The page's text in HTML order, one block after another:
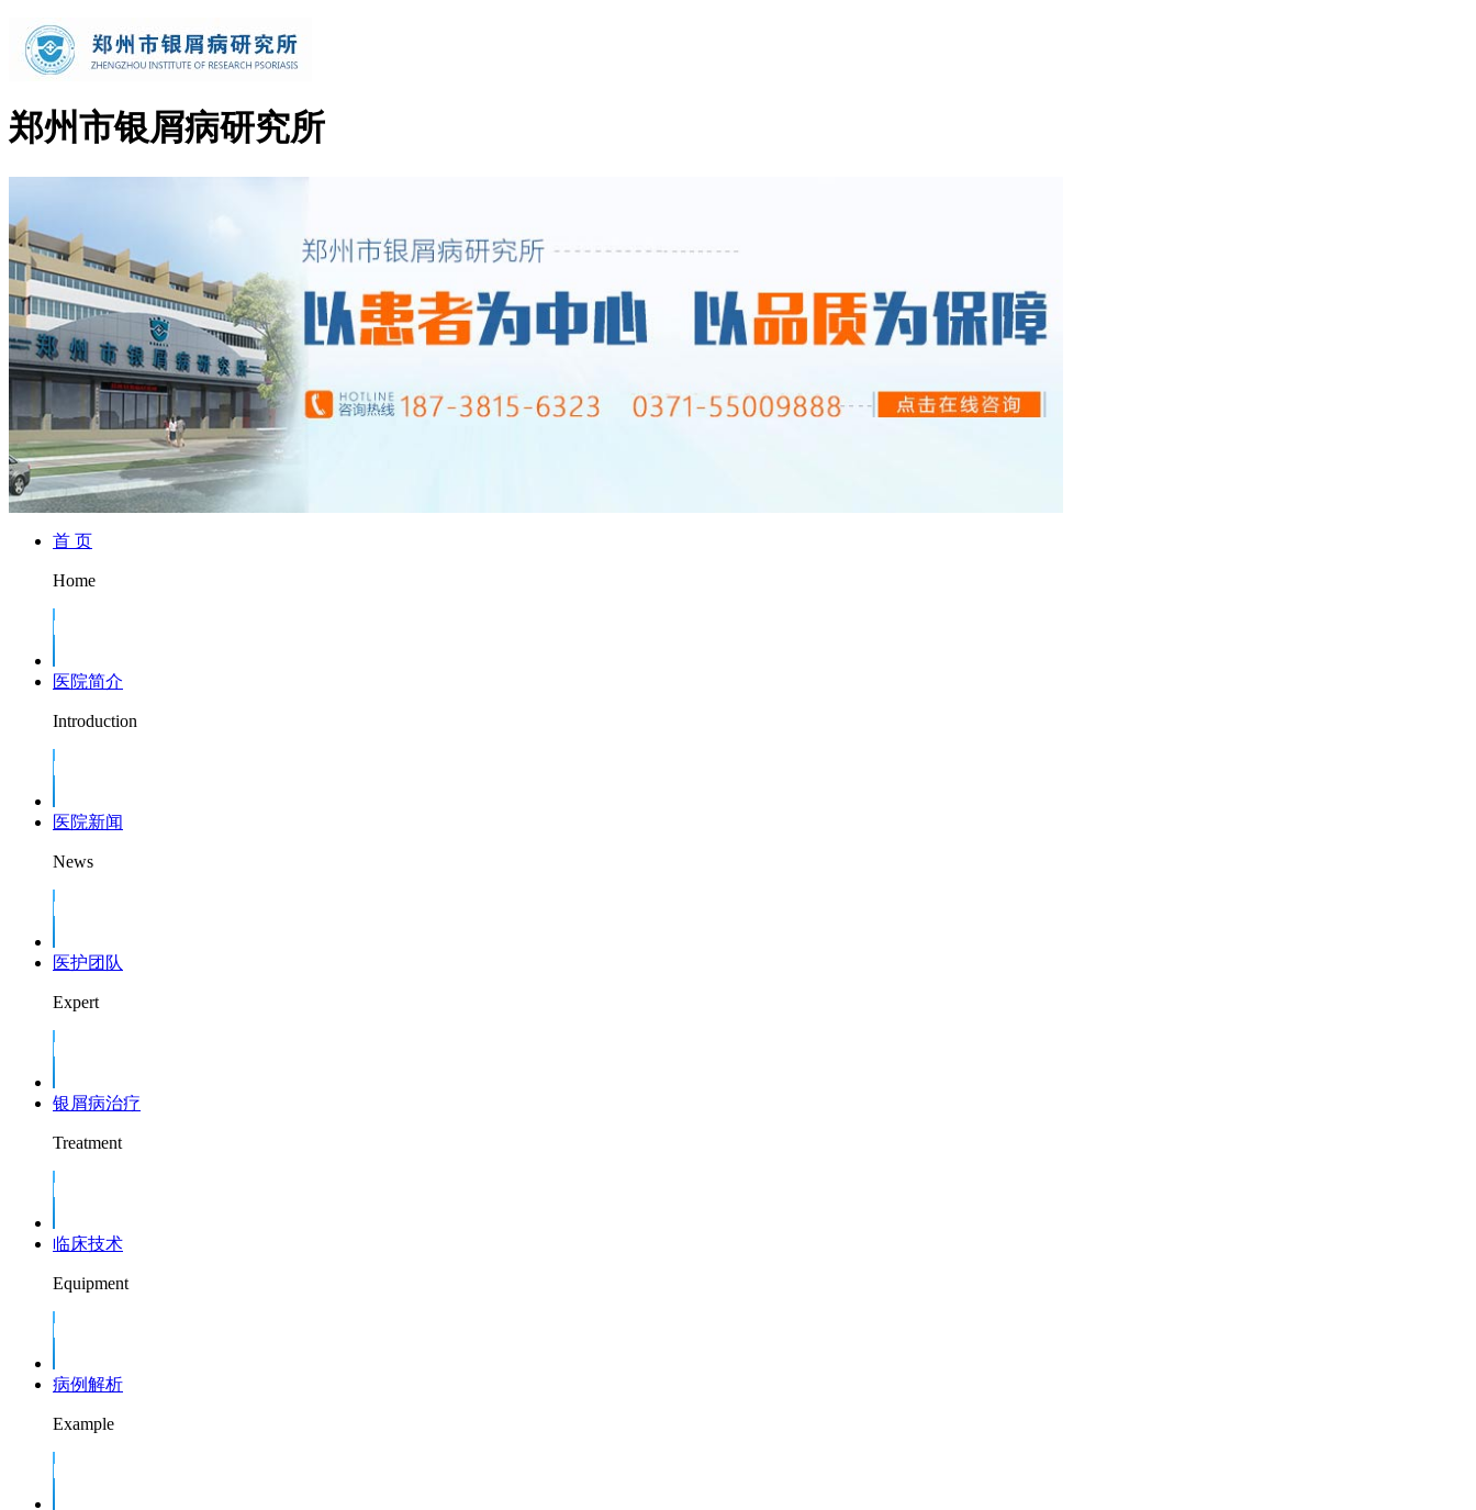
郑州市银屑病研究所
首 页
Home
医院简介
Introduction
医院新闻
News
医护团队
Expert
银屑病治疗
Treatment
临床技术
Equipment
病例解析
Example